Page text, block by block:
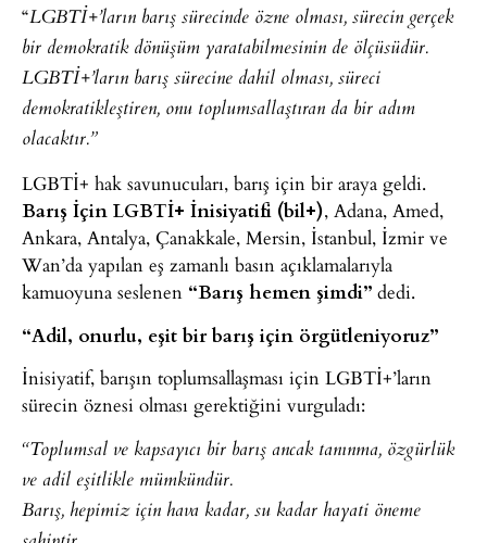
“LGBTİ+’ların barış sürecinde özne olması, sürecin gerçek
bir demokratik dönüşüm yaratabilmesinin de ölçüsüdür.
LGBTİ+’ların barış sürecine dahil olması, süreci
demokratikleştiren, onu toplumsallaştıran da bir adım
olacaktır.”
LGBTİ+ hak savunucuları, barış için bir araya geldi.
Barış İçin LGBTİ+ İnisiyatifi (bil+), Adana, Amed,
Ankara, Antalya, Çanakkale, Mersin, İstanbul, İzmir ve
Wan’da yapılan eş zamanlı basın açıklamalarıyla
kamuoyuna seslenen “Barış hemen şimdi” dedi.
“Adil, onurlu, eşit bir barış için örgütleniyoruz”
İnisiyatif, barışın toplumsallaşması için LGBTİ+’ların
sürecin öznesi olması gerektiğini vurguladı:
“Toplumsal ve kapsayıcı bir barış ancak tanınma, özgürlük
ve adil eşitlikle mümkündür.
Barış, hepimiz için hava kadar, su kadar hayati öneme